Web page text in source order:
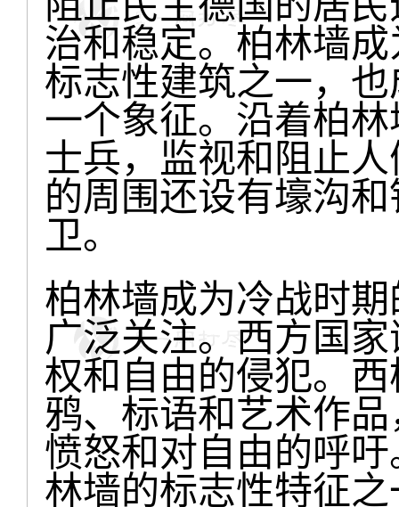
治和稳定。柏林墙
标志性建筑之一，
一个象征。沿着柏
士兵，监视和阻止
的周围还设有壕沟
卫。
柏林墙成为冷战时
广泛关注。西方国
权和自由的侵犯。
鸦、标语和艺术作
愤怒和对自由的呼
林墙的标志性特征之